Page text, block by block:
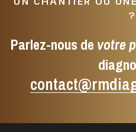
?
Parlez-nous de votre